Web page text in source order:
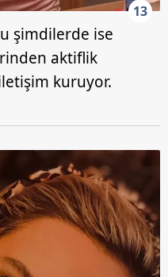
13
şimdilerde ise
aktiflik
kuruyor.